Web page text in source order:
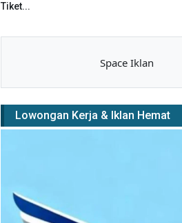
Tiket...
Space Iklan
Lowongan Kerja & Iklan Hemat